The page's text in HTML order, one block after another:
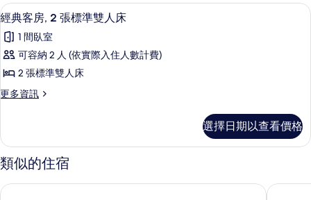
有
相
片
詳
情
大
雙
人
床
的
相
片
1
特
大
人
床
的
顯
示
經
典
客
房,
張
標
準
雙
低過敏寢具、客房內保險箱、遮光布/
2
經典客房, 2 張標準雙人床
1 間臥室
可容納 2 人 (依實際入住人數計費)
2 張標準雙人床
更多資訊
更
客
房,
2
標
選擇日期以查看價格
類似的住宿
台中日月千禧酒店 臺中公